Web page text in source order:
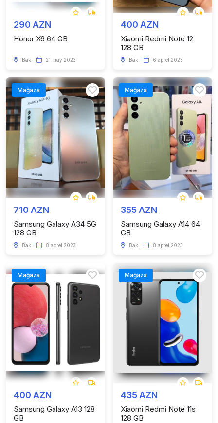
290 AZN
Honor X6 64 GB
Bakı 21 may 2023
400 AZN
Xiaomi Redmi Note 12
128 GB
Bakı 6 aprel 2023
Mağaza
710 AZN
Samsung Galaxy A34 5G
128 GB
Bakı 8 aprel 2023
Mağaza
355 AZN
Samsung Galaxy A14 64
GB
Bakı 8 aprel 2023
Mağaza
400 AZN
Samsung Galaxy A13 128
GB
Mağaza
435 AZN
Xiaomi Redmi Note 11s
128 GB